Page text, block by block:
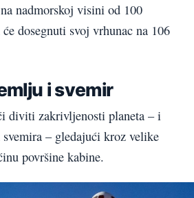
nadmorskoj visini od 100
dosegnuti svoj vrhunac na 106
i svemir
diviti zakrivljenosti planeta – i
– gledajući kroz velike
površine kabine.